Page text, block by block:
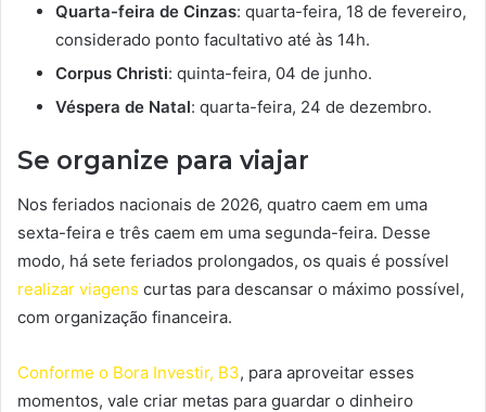
Quarta-feira de Cinzas: quarta-feira, 18 de fevereiro,
considerado ponto facultativo até às 14h.
Corpus Christi: quinta-feira, 04 de junho.
Véspera de Natal: quarta-feira, 24 de dezembro.
Se organize para viajar
Nos feriados nacionais de 2026, quatro caem em uma
sexta-feira e três caem em uma segunda-feira. Desse
modo, há sete feriados prolongados, os quais é possível
realizar viagens curtas para descansar o máximo possível,
com organização financeira.
Conforme o Bora Investir, B3, para aproveitar esses
momentos, vale criar metas para guardar o dinheiro